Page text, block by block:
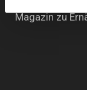
Magazin zu